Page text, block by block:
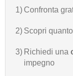
1) Confronta
2) Scopri quanto
3) Richiedi una
impegno